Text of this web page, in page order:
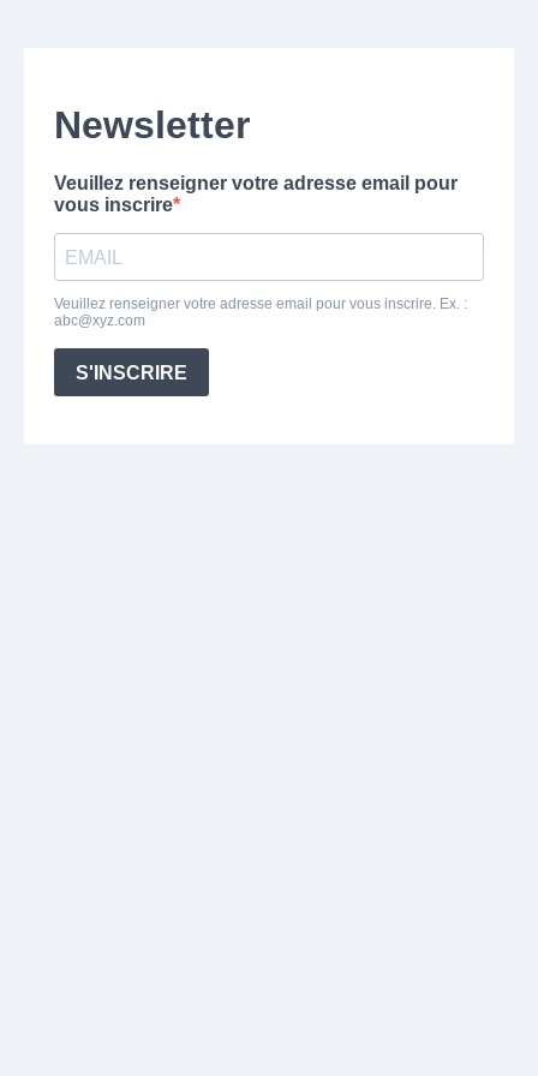
Newsletter
Veuillez renseigner votre adresse email pour
vous inscrire
Veuillez renseigner votre adresse email pour vous inscrire. Ex. :
abc@xyz.com
S'INSCRIRE